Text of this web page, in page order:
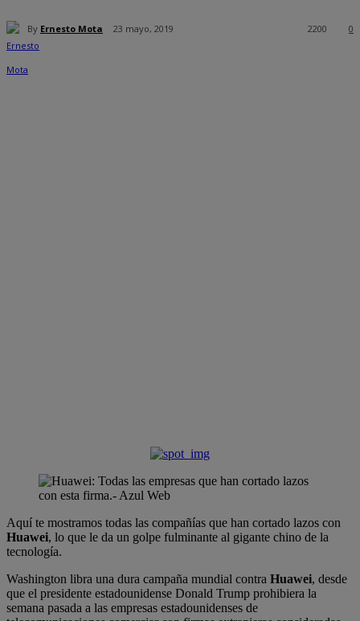
By Ernesto Mota 23 mayo, 2019 0
2200
Aquí te mostramos todas las compañías que han cortado lazos con
Huawei, lo que le da un golpe fulminante al gigante chino de la
tecnología.
Washington libra una dura campaña mundial contra Huawei, desde
que el presidente estadounidense Donald Trump prohibiera la
semana pasada a las empresas estadounidenses de